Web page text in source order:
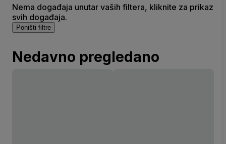
Nema događaja unutar vaših filtera, kliknite za prikaz
svih događaja.
Poništi filtre
Nedavno pregledano